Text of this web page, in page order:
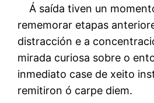
Á saída tiven un
rememorar etapas
distracción e a
mirada curiosa sobre o
inmediato case de xeito
remitiron ó carpe diem.